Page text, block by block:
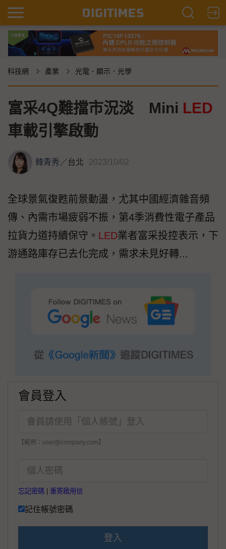
科技網 產業 光電．顯示．光學
富采4Q難擋市況淡 Mini LED
車載引擎啟動
韓青秀／台北 2023/10/02
全球景氣復甦前景動盪，尤其中國經濟雜音頻
傳、內需市場疲弱不振，第4季消費性電子產品
拉貨力道持續保守。 LED業者富采投控表示，下
游通路庫存已去化完成，需求未見好轉...
會員登入
【範例：user@company.com】
忘記密碼 重寄啟用信
記住帳號密碼
登入